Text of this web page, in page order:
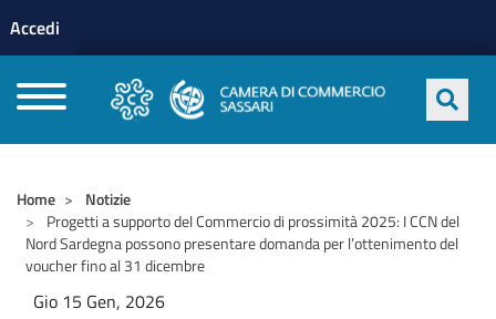
profilo utente
Accedi
Home
Notizie
Progetti a supporto del Commercio di prossimità 2025: I CCN del
Nord Sardegna possono presentare domanda per l’ottenimento del
voucher fino al 31 dicembre
Gio 15 Gen, 2026